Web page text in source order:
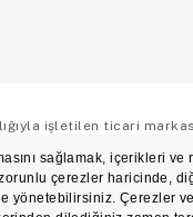
işletilen ticari
Üyelik ve Gizlilik Sözleşmesi